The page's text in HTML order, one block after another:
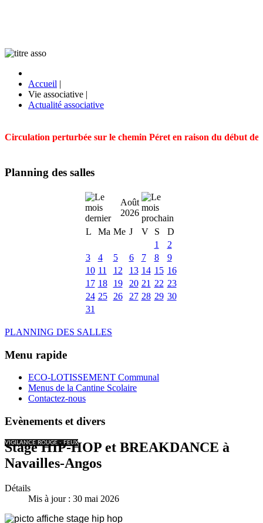
Accueil |
Vie associative |
Actualité associative
Circulation perturbée sur le chemin Péret en raison du début
Planning des salles
Août
2026
L
Ma Me J V S
D
1
2
3
4 5 6 7 8
9
10 11 12 13 14 15 16
17 18 19 20 21 22 23
24 25 26 27 28 29 30
31
PLANNING DES SALLES
Menu rapide
ECO-LOTISSEMENT Communal
Menus de la Cantine Scolaire
Contactez-nous
Evènements et divers
VIGILANCE ROUGE - FEUX
Stage HIP-HOP et BREAKDANCE à
Navailles-Angos
Détails
Mis à jour : 30 mai 2026